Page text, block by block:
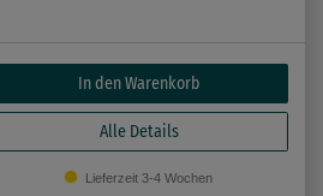
In den Warenkorb
Alle Details
Lieferzeit 3-4 Wochen